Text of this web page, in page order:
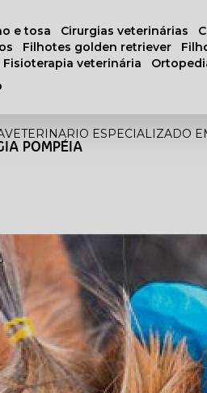
e tosa cirurgias veterinárias
filhotes golden retriever
fisioterapia veterinária
VETERINARIO ESPECIALIZADO
POMPÉIA